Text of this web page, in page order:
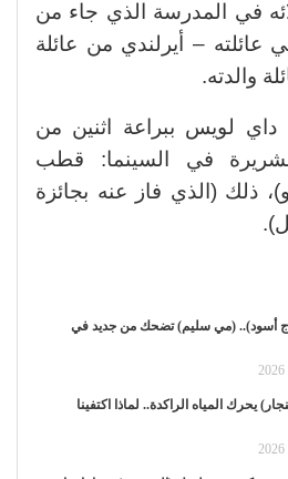
في المدرسة الذي جاء من
عائلته – أيرلندي من عائلة
والدته.
لويس ببراعة اثنين من
في السينما: قطب
ذلك (الذي فاز عنه بجائزة
أسود).. (مي سليم) تضحك من جديد في
يحرك المياه الراكدة.. لماذا اكتفينا